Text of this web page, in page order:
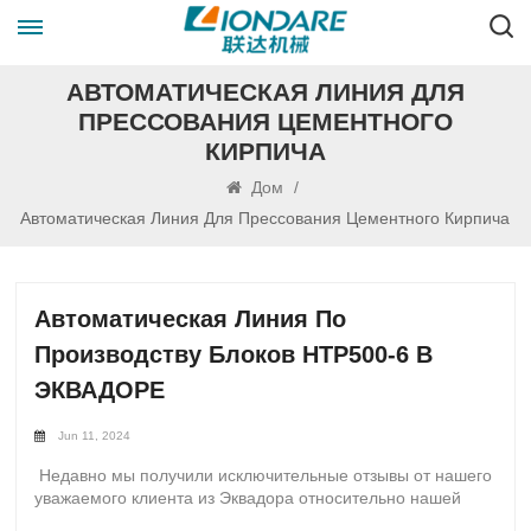
АВТОМАТИЧЕСКАЯ ЛИНИЯ ДЛЯ
ПРЕССОВАНИЯ ЦЕМЕНТНОГО
КИРПИЧА
Дом
/
Автоматическая Линия Для Прессования Цементного Кирпича
Автоматическая Линия По
Производству Блоков HTP500-6 В
ЭКВАДОРЕ
Jun 11, 2024
Недавно мы получили исключительные отзывы от нашего
уважаемого клиента из Эквадора относительно нашей